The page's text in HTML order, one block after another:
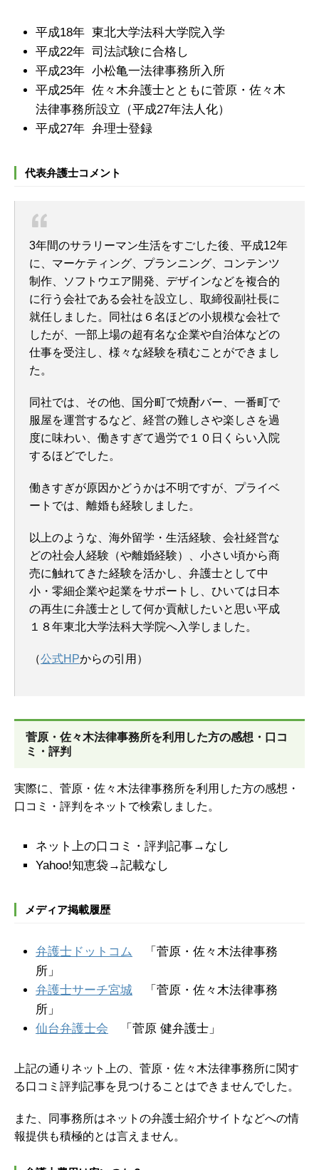
平成18年 東北大学法科大学院入学
平成22年 司法試験に合格し
平成23年 小松亀一法律事務所入所
平成25年 佐々木弁護士とともに菅原・佐々木
法律事務所設立（平成27年法人化）
平成27年 弁理士登録
代表弁護士コメント
3年間のサラリーマン生活をすごした後、平成12年
に、マーケティング、プランニング、コンテンツ
制作、ソフトウエア開発、デザインなどを複合的
に行う会社である会社を設立し、取締役副社長に
就任しました。同社は６名ほどの小規模な会社で
したが、一部上場の超有名な企業や自治体などの
仕事を受注し、様々な経験を積むことができまし
た。
同社では、その他、国分町で焼酎バー、一番町で
服屋を運営するなど、経営の難しさや楽しさを過
度に味わい、働きすぎて過労で１０日くらい入院
するほどでした。
働きすぎが原因かどうかは不明ですが、プライベ
ートでは、離婚も経験しました。
以上のような、海外留学・生活経験、会社経営な
どの社会人経験（や離婚経験）、小さい頃から商
売に触れてきた経験を活かし、弁護士として中
小・零細企業や起業をサポートし、ひいては日本
の再生に弁護士として何か貢献したいと思い平成
１８年東北大学法科大学院へ入学しました。
（公式HPからの引用）
菅原・佐々木法律事務所を利用した方の感想・口コ
ミ・評判
実際に、菅原・佐々木法律事務所を利用した方の感想・
口コミ・評判をネットで検索しました。
ネット上の口コミ・評判記事→なし
Yahoo!知恵袋→記載なし
メディア掲載履歴
弁護士ドットコム 「菅原・佐々木法律事務
所」
弁護士サーチ宮城 「菅原・佐々木法律事務
所」
仙台弁護士会 「菅原 健弁護士」
上記の通りネット上の、菅原・佐々木法律事務所に関す
る口コミ評判記事を見つけることはできませんでした。
また、同事務所はネットの弁護士紹介サイトなどへの情
報提供も積極的とは言えません。